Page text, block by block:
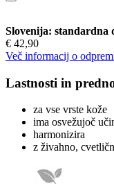
Slovenija: standardna
€ 42,90
Več informacij o
Lastnosti in
za vse vrste kože
ima osvežujoč
harmonizira
z živahno,